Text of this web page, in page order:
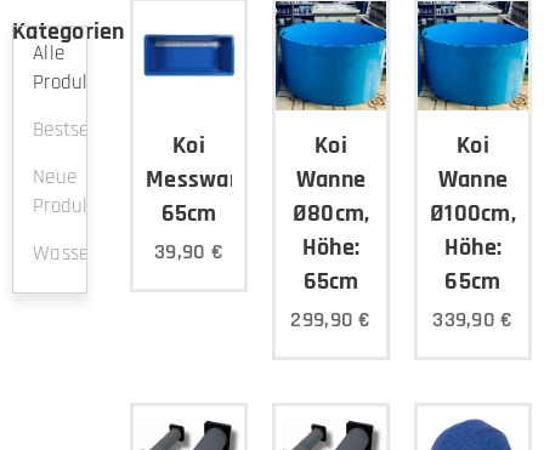
Kategorien
Alle
Produkte
Bestseller
Neue
Produkte
Wasserbelüfter
Koi
Messwanne
65cm
39,90 €
Koi
Wanne
Ø80cm,
Höhe:
65cm
299,90 €
Koi
Wanne
Ø100cm,
Höhe:
65cm
339,90 €